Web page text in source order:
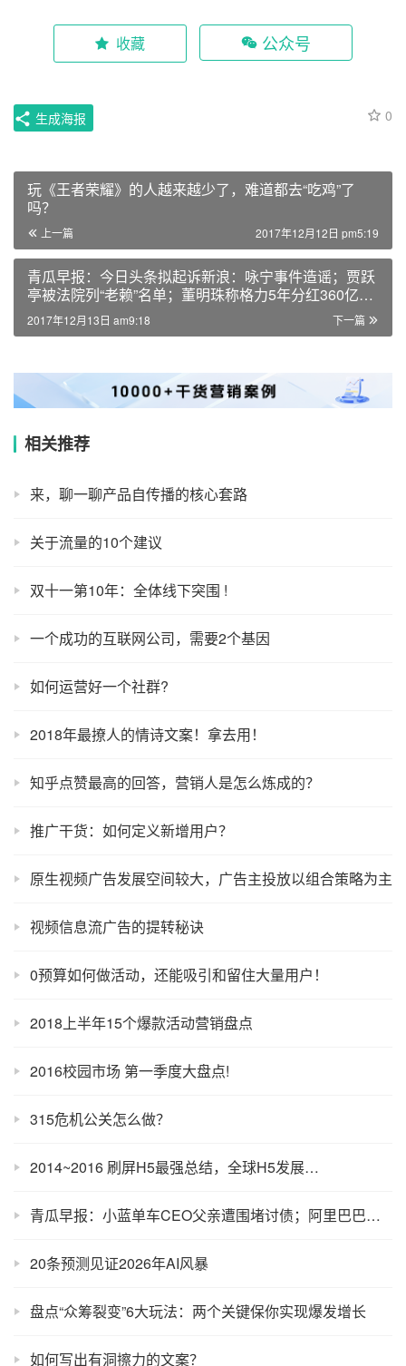
收藏 公众号
0
生成海报
玩《王者荣耀》的人越来越少了，难道都去“吃鸡”了
吗？
上一篇 2017年12月12日 pm5:19
青瓜早报：今日头条拟起诉新浪：咏宁事件造谣；贾跃
亭被法院列“老赖”名单；董明珠称格力5年分红360亿…
下一篇
2017年12月13日 am9:18
相关推荐
来，聊一聊产品自传播的核心套路
关于流量的10个建议
双十一第10年：全体线下突围 !
一个成功的互联网公司，需要2个基因
如何运营好一个社群?
2018年最撩人的情诗文案！拿去用！
知乎点赞最高的回答，营销人是怎么炼成的？
推广干货：如何定义新增用户？
原生视频广告发展空间较大，广告主投放以组合策略为主
视频信息流广告的提转秘诀
0预算如何做活动，还能吸引和留住大量用户！
2018上半年15个爆款活动营销盘点
2016校园市场 第一季度大盘点!
315危机公关怎么做？
2014~2016 刷屏H5最强总结，全球H5发展…
青瓜早报：小蓝单车CEO父亲遭围堵讨债；阿里巴巴起诉500个自媒体账号；科大讯飞首次突破1000亿市值…
20条预测见证2026年AI风暴
盘点“众筹裂变”6大玩法：两个关键保你实现爆发增长
如何写出有洞擦力的文案？